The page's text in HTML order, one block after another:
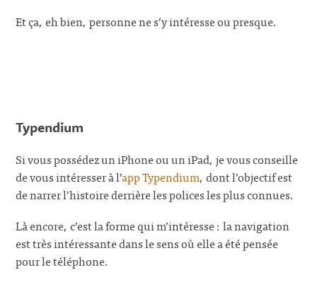
Et ça, eh bien, personne ne s’y intéresse ou presque.
Typendium
Si vous possédez un iPhone ou un iPad, je vous conseille
de vous intéresser à l’app Typendium, dont l’objectif est
de narrer l’histoire derrière les polices les plus connues.
Là encore, c’est la forme qui m’intéresse : la navigation
est très intéressante dans le sens où elle a été pensée
pour le téléphone.